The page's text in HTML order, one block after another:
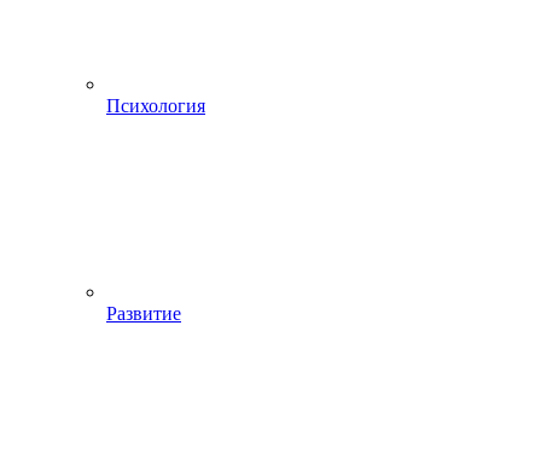
Психология
Развитие